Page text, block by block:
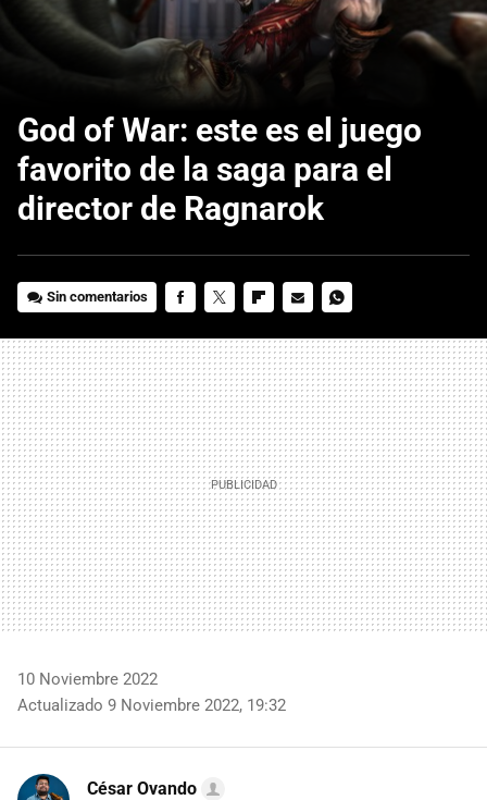
God of War: este es el juego
favorito de la saga para el
director de Ragnarok
Sin comentarios
MAIL
10 Noviembre 2022
Actualizado 9 Noviembre 2022, 19:32
César Ovando